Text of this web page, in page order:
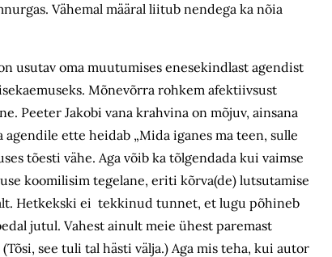
Vähemal määral liitub nendega ka nõia
usutav oma muutumises enesekindlast agendist
Mõnevõrra rohkem afektiivsust
Peeter Jakobi vana krahvina on mõjuv, ainsana
ette heidab „Mida iganes ma teen, sulle
tõesti vähe. Aga võib ka tõlgendada kui vaimse
koomilisim tegelane, eriti kõrva(de) lutsutamise
Hetkekski ei tekkinud tunnet, et lugu põhineb
jutul. Vahest ainult meie ühest paremast
see tuli tal hästi välja.) Aga mis teha, kui autor